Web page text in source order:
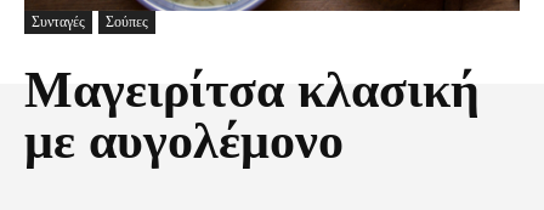
Συνταγές Σούπες
Μαγειρίτσα κλασική
με αυγολέμονο